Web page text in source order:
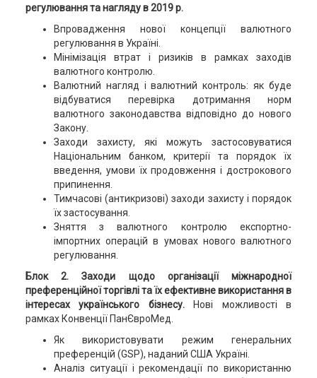
регулювання та нагляду в 2019 р.
Впровадження нової концепції валютного
регулювання в Україні.
Мінімізація втрат і ризиків в рамках заходів
валютного контролю.
Валютний нагляд і валютний контроль: як буде
відбуватися перевірка дотримання норм
валютного законодавства відповідно до нового
Закону.
Заходи захисту, які можуть застосовуватися
Національним банком, критерії та порядок їх
введення, умови їх продовження і дострокового
припинення.
Тимчасові (антикризові) заходи захисту і порядок
їх застосування.
Зняття з валютного контролю експортно-
імпортних операцій в умовах нового валютного
регулювання.
Блок 2. Заходи щодо організації міжнародної
преференційної торгівлі та їх ефективне використання в
інтересах українського бізнесу.
Нові можливості в
рамках Конвенції ПанЄвроМед.
Як використовувати режим генеральних
преференцій (GSP), наданий США Україні.
Аналіз ситуації і рекомендації по використанню